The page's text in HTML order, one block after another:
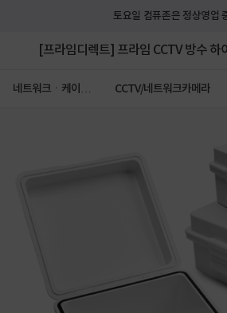
토요일 컴퓨존은 정상영업
[프라임디렉트] 프라임 CCTV 방수 하
네트워크ㆍ케이블
CCTV/네트워크카메라